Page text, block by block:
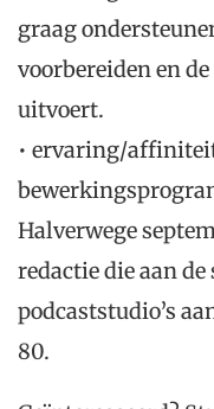
graag
voorbereidenen
uitvoert.
• ervaring/
Halverwege
redactie die aan
podcaststudio’s
80.